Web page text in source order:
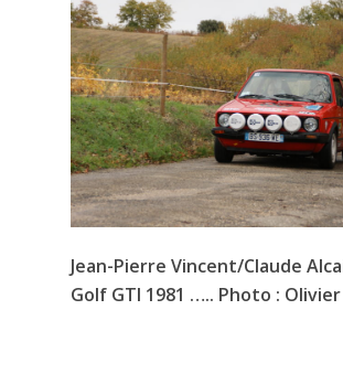
Jean-Pierre Vincent/Claude
Golf GTI 1981 ….. Photo :